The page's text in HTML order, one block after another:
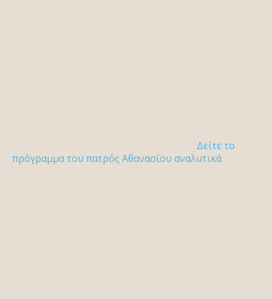
Δείτε το
πρόγραμμα του πατρός Αθανασίου αναλυτικά